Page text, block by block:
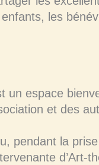
enfants, les
un espace
et des
pendant la
d’Art-